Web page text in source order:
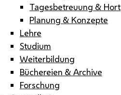
Tagesbetreuung & Hort
Planung & Konzepte
Lehre
Studium
Weiterbildung
Büchereien & Archive
Forschung